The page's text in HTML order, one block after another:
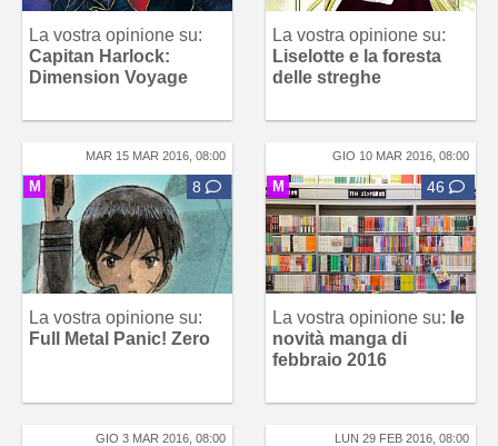
La vostra opinione su:
Capitan Harlock:
Dimension Voyage
La vostra opinione su:
Liselotte e la foresta
delle streghe
MAR 15 MAR 2016, 08:00
M 8
La vostra opinione su:
Full Metal Panic! Zero
GIO 10 MAR 2016, 08:00
M 46
La vostra opinione su: le
novità manga di
febbraio 2016
GIO 3 MAR 2016, 08:00 LUN 29 FEB 2016, 08:00